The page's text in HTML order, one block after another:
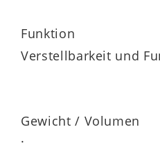
neben der
Funktion
Verstellbarkeit und
Gewicht / Volumen